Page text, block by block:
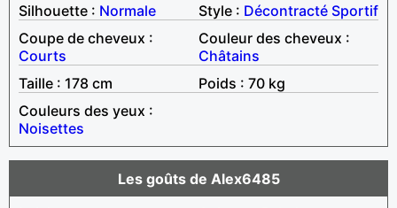
Silhouette : Normale Style : Décontracté Sportif
Coupe de cheveux :
Courts
Couleur des cheveux :
Châtains
Taille : 178 cm
Poids : 70 kg
Couleurs des yeux :
Noisettes
Les goûts de Alex6485